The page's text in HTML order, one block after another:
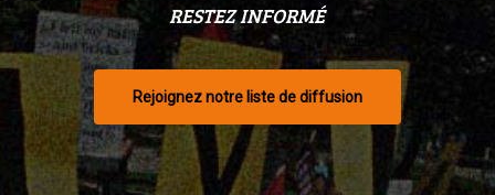
RESTEZ INFORMÉ
Rejoignez notre liste de diffusion